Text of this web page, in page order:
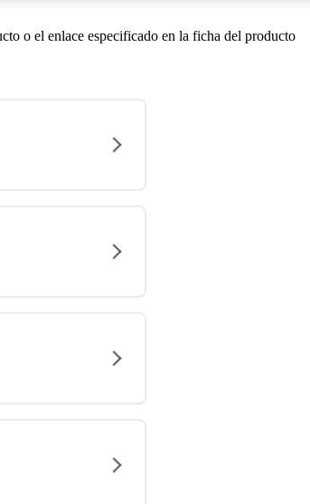
o el enlace especificado en la ficha del producto